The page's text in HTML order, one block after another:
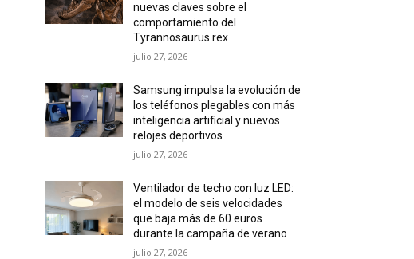
nuevas claves sobre el
comportamiento del
Tyrannosaurus rex
julio 27, 2026
Samsung impulsa la evolución de
los teléfonos plegables con más
inteligencia artificial y nuevos
relojes deportivos
julio 27, 2026
Ventilador de techo con luz LED:
el modelo de seis velocidades
que baja más de 60 euros
durante la campaña de verano
julio 27, 2026